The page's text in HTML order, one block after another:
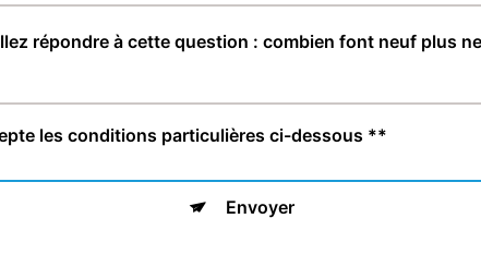
répondre à cette question : combien font neuf plus
les conditions particulières ci-dessous **
Envoyer